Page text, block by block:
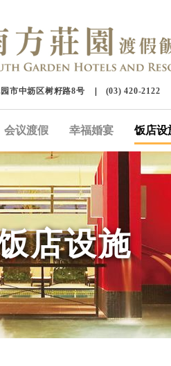
市中坜区树籽路8号 (03) 420-2122
会议渡假 幸福婚宴 饭店设
店设施